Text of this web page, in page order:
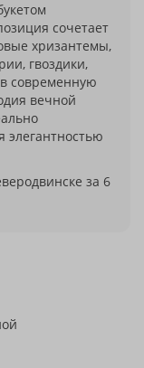
сочетает
хризантемы,
гвоздики,
современную
вечной
элегантностью
за 6